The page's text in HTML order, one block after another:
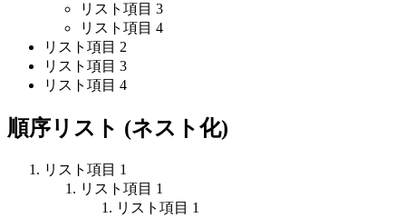
リスト項目 3
リスト項目 4
リスト項目 2
リスト項目 3
リスト項目 4
順序リスト (ネスト化)
リスト項目 1
リスト項目 1
リスト項目 1